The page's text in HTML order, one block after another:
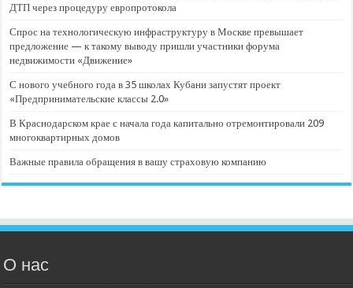
ДТП через процедуру европротокола
Спрос на технологическую инфраструктуру в Москве превышает
предложение — к такому выводу пришли участники форума
недвижимости «Движение»
С нового учебного года в 35 школах Кубани запустят проект
«Предпринимательские классы 2.0»
В Краснодарском крае с начала года капитально отремонтировали 209
многоквартирных домов
Важные правила обращения в вашу страховую компанию
О нас